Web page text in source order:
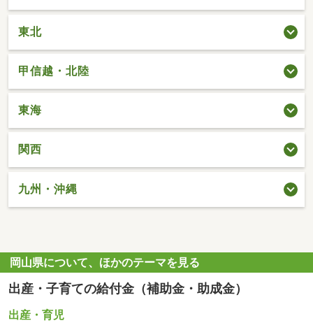
東北
甲信越・北陸
東海
関西
九州・沖縄
岡山県について、ほかのテーマを見る
出産・子育ての給付金（補助金・助成金）
出産・育児